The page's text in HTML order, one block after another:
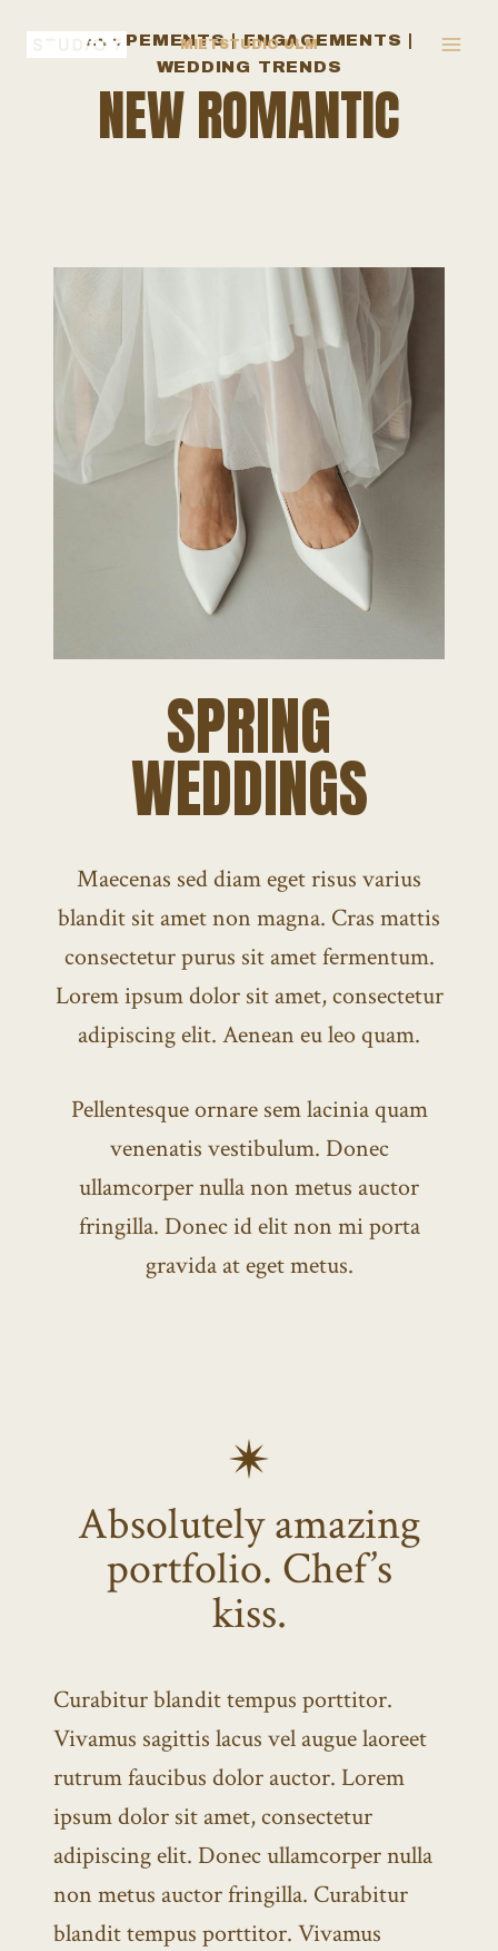
Inhalt
MIETSTUDIO ULM
ELOPEMENTS|ENGAGEMENTS |
WEDDING TRENDS
NEW ROMANTIC
SPRING
WEDDINGS
Maecenas sed diam eget risus varius
blandit sit amet non magna. Cras mattis
consectetur purus sit amet fermentum.
Lorem ipsum dolor sit amet, consectetur
adipiscing elit. Aenean eu leo quam.
Pellentesque ornare sem lacinia quam
venenatis vestibulum. Donec
ullamcorper nulla non metus auctor
fringilla. Donec id elit non mi porta
gravida at eget metus.
Absolutely amazing
portfolio. Chef’s
kiss.
Curabitur blandit tempus porttitor.
Vivamus sagittis lacus vel augue laoreet
rutrum faucibus dolor auctor. Lorem
ipsum dolor sit amet, consectetur
adipiscing elit. Donec ullamcorper nulla
non metus auctor fringilla. Curabitur
blandit tempus porttitor. Vivamus